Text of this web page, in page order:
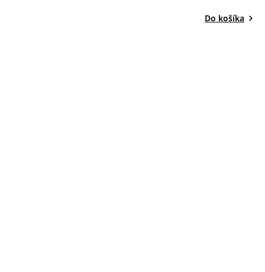
Do košíka